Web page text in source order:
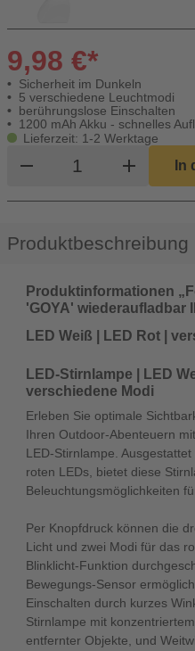
9,98 €*
Sicherheit im Dunkeln
5 verschiedene Leuchtmodi
berührungslose Einschalten
1200 mAh Akku - schnelles
Lieferzeit: 1-2 Werktage
remove Produktadd In
Produktbeschreibung
Produktinformationen
'GOYA' wiederaufladbar
LED Weiß | LED Rot |
LED-Stirnlampe | LED
verschiedene Modi
Erleben Sie optimale
Ihren Outdoor-Abenteuern
LED-Stirnlampe.
roten LEDs, bietet diese
Beleuchtungsmöglichkeiten
Per Knopfdruck können die
Licht und zwei Modi für das
Blinklicht-Funktion
Bewegungs-Sensor
Einschalten durch kurzes
Stirnlampe mit
entfernter Objekte, und